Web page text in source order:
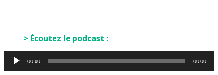
> Écoutez le podcast :
Lecteur
audio
00:00 00:00